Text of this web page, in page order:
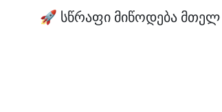
🚀 სწრაფი მიწოდება